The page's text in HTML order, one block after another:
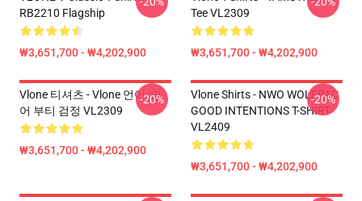
RB2210 Flagship
₩3,651,700 - ₩4,202,900
Tee VL2309
₩3,651,700 - ₩4,202,900
Vlone 티셔츠 - Vlone 언어: 영
어 부티 검정 VL2309
₩3,651,700 - ₩4,202,900
-20%
Vlone Shirts - NWO WOLFPAC
GOOD INTENTIONS T-SHIRT
VL2409
₩3,651,700 - ₩4,202,900
-20%